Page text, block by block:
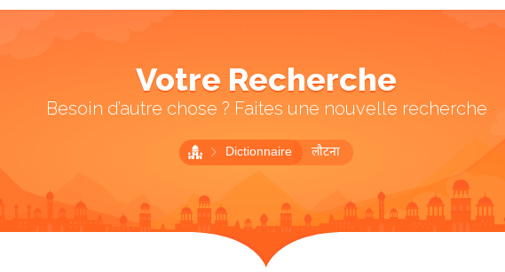
Votre Recherche
Besoin d’autre chose ? Faites une nouvelle recherche
Dictionnaire लौटना